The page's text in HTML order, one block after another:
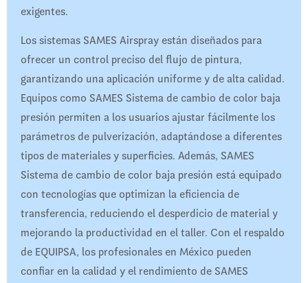
exigentes.​
Los sistemas SAMES Airspray están diseñados para
ofrecer un control preciso del flujo de pintura,
garantizando una aplicación uniforme y de alta calidad.
Equipos como SAMES Sistema de cambio de color baja
presión permiten a los usuarios ajustar fácilmente los
parámetros de pulverización, adaptándose a diferentes
tipos de materiales y superficies. Además, SAMES
Sistema de cambio de color baja presión está equipado
con tecnologías que optimizan la eficiencia de
transferencia, reduciendo el desperdicio de material y
mejorando la productividad en el taller. Con el respaldo
de EQUIPSA, los profesionales en México pueden
confiar en la calidad y el rendimiento de SAMES